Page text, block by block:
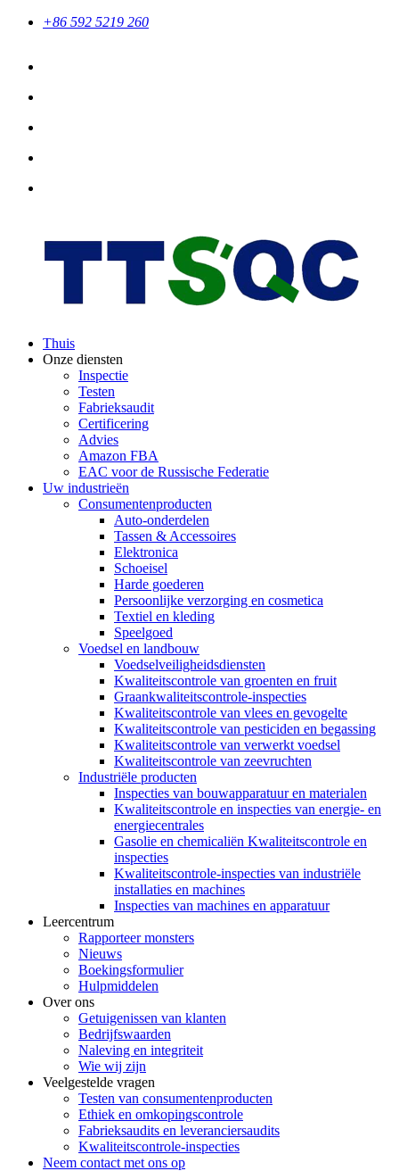
+86 592 5219 260
Thuis
Onze diensten
Inspectie
Testen
Fabrieksaudit
Certificering
Advies
Amazon FBA
EAC voor de Russische Federatie
Uw industrieën
Consumentenproducten
Auto-onderdelen
Tassen & Accessoires
Elektronica
Schoeisel
Harde goederen
Persoonlijke verzorging en cosmetica
Textiel en kleding
Speelgoed
Voedsel en landbouw
Voedselveiligheidsdiensten
Kwaliteitscontrole van groenten en fruit
Graankwaliteitscontrole-inspecties
Kwaliteitscontrole van vlees en gevogelte
Kwaliteitscontrole van pesticiden en begassing
Kwaliteitscontrole van verwerkt voedsel
Kwaliteitscontrole van zeevruchten
Industriële producten
Inspecties van bouwapparatuur en materialen
Kwaliteitscontrole en inspecties van energie- en
energiecentrales
Gasolie en chemicaliën Kwaliteitscontrole en
inspecties
Kwaliteitscontrole-inspecties van industriële
installaties en machines
Inspecties van machines en apparatuur
Leercentrum
Rapporteer monsters
Nieuws
Boekingsformulier
Hulpmiddelen
Over ons
Getuigenissen van klanten
Bedrijfswaarden
Naleving en integriteit
Wie wij zijn
Veelgestelde vragen
Testen van consumentenproducten
Ethiek en omkopingscontrole
Fabrieksaudits en leveranciersaudits
Kwaliteitscontrole-inspecties
Neem contact met ons op